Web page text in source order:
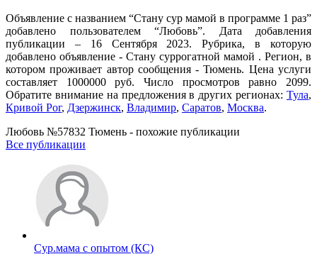
Объявление с названием “Стану сур мамой в программе 1 раз”
добавлено пользователем “Любовь”. Дата добавления
публикации – 16 Сентября 2023. Рубрика, в которую
добавлено объявление - Cтану суррогатной мамой . Регион, в
котором проживает автор сообщения - Тюмень. Цена услуги
составляет 1000000 руб. Число просмотров равно 2099.
Обратите внимание на предложения в других регионах: Тула,
Кривой Рог, Дзержинск, Владимир, Саратов, Москва.
Любовь №57832 Тюмень - похожие публикации
Все публикации
Сур.мама с опытом (КС)